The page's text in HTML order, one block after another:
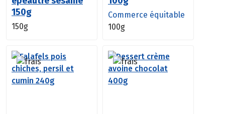
150g
150g
Commerce équitable
100g